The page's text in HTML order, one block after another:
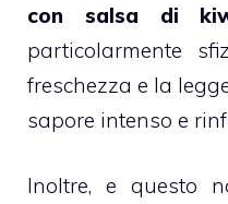
con salsa di
particolarmente
freschezza e la
sapore intenso e
Inoltre, e questo